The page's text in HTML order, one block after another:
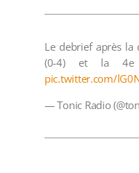
Le debrief après la
(0-4) et la 4e
pic.twitter.com/
— Tonic Radio